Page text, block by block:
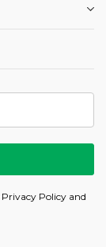
Privacy Policy and